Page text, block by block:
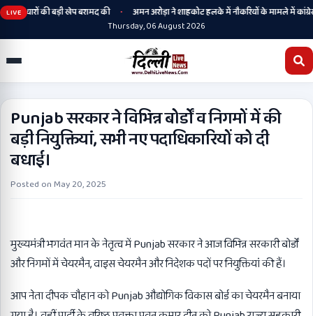
LIVE की बड़ी खेप बरामद की •
अमन अरोड़ा ने शाहकोट हलके में नौकरियों के मामले में कांग्रेसी
Thursday, 06 August 2026
Punjab सरकार ने विभिन्न बोर्डों व निगमों में की
बड़ी नियुक्तियां, सभी नए पदाधिकारियों को दी
बधाई।
Posted on May 20, 2025
मुख्यमंत्री भगवंत मान के नेतृत्व में Punjab सरकार ने आज विभिन्न सरकारी बोर्डों
और निगमों में चेयरमैन, वाइस चेयरमैन और निदेशक पदों पर नियुक्तियां की हैं।
आप नेता दीपक चौहान को Punjab औद्योगिक विकास बोर्ड का चेयरमैन बनाया